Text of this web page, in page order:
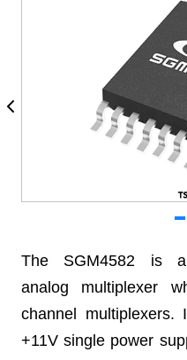
The SGM4582 is a
analog multiplexer
channel multiplexers.
+11V single power